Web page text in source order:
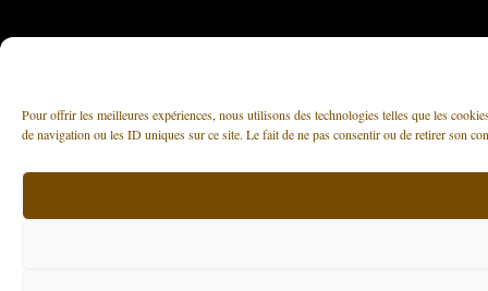
Pour offrir les meilleures expériences, nous utilisons des technologies telles que les
de navigation ou les ID uniques sur ce site. Le fait de ne pas consentir ou de retirer son